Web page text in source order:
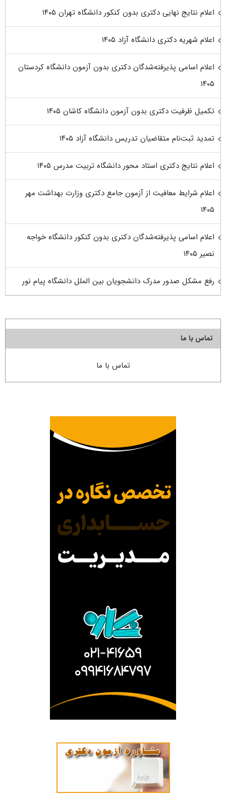
اعلام نتایج نهایی دکتری بدون کنکور دانشگاه تهران ۱۴۰۵
اعلام شهریه دکتری دانشگاه آزاد ۱۴۰۵
اعلام اسامی پذیرفته‌شدگان دکتری بدون آزمون دانشگاه کردستان
۱۴۰۵
تکمیل ظرفیت دکتری بدون آزمون دانشگاه کاشان ۱۴۰۵
تمدید ثبت‌نام متقاضیان تدریس دانشگاه آزاد ۱۴۰۵
اعلام نتایج دکتری استاد محور دانشگاه تربیت مدرس ۱۴۰۵
اعلام شرایط معافیت از آزمون جامع دکتری وزارت بهداشت مهر
۱۴۰۵
اعلام اسامی پذیرفته‌شدگان دکتری بدون کنکور دانشگاه خواجه
نصیر ۱۴۰۵
رفع مشکل صدور مدرک دانشجویان بین الملل دانشگاه پیام نور
تماس با ما
تماس با ما